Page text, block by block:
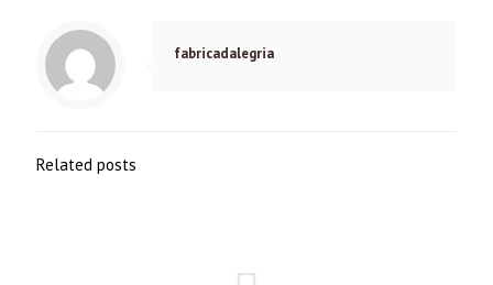
fabricadalegria
Related posts